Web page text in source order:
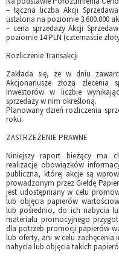
– łączna liczba Akcji
ustalona na poziomie 3.600.000
– cena sprzedaży Akcji
poziomie 14 PLN (czternaście
Rozliczenie Transakcji
Zakłada się, że w dniu
Akcjonariusze złożą zlecenia
inwestorów w liczbie
sprzedaży w nim określoną.
Planowany dzień rozliczenia
roku.
ZASTRZEŻENIE PRAWNE
Niniejszy raport bieżący ma
realizację obowiązków
publiczna, której akcje są
prowadzonym przez Giełdę
jest udostępniany w celu
lub objęcia papierów
lub pośrednio, do ich nabycia
materiału promocyjnego
dla potrzeb promocji papierów
lub oferty, ani w celu zachęcenia
nabycia lub objęcia takich